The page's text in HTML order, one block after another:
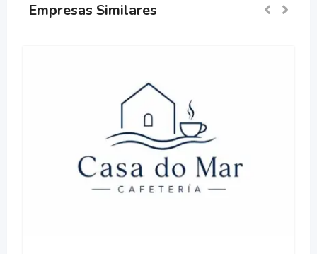
Empresas Similares